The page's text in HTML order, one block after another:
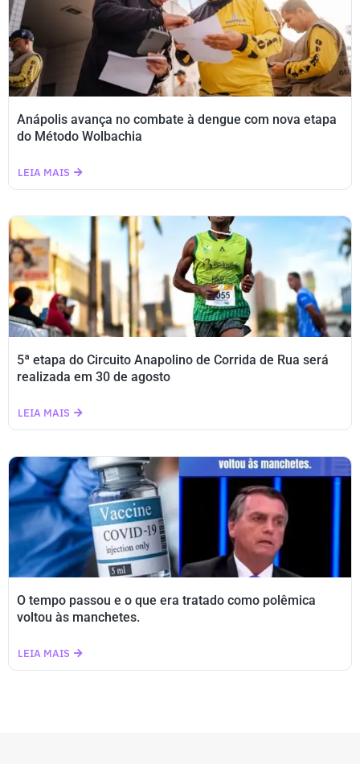
Anápolis avança no combate à dengue com nova etapa
do Método Wolbachia
LEIA MAIS
5ª etapa do Circuito Anapolino de Corrida de Rua será
realizada em 30 de agosto
LEIA MAIS
O tempo passou e o que era tratado como polêmica
voltou às manchetes.
LEIA MAIS